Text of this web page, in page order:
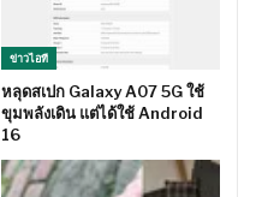
ข่าวไอที
หลุดสเปก Galaxy A07 5G ใช้
ขุมพลังเดิน แต่ได้ใช้ Android
16